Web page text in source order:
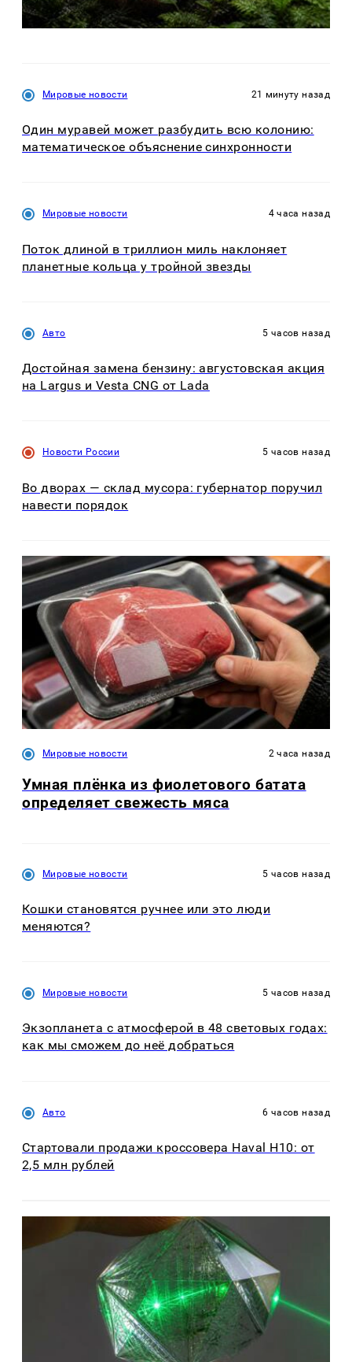
Мировые новости 21 минуту назад
Один муравей может разбудить всю колонию:
математическое объяснение синхронности
Мировые новости 4 часа назад
Поток длиной в триллион миль наклоняет
планетные кольца у тройной звезды
Авто 5 часов назад
Достойная замена бензину: августовская акция
на Largus и Vesta CNG от Lada
Новости России 5 часов назад
Во дворах — склад мусора: губернатор поручил
навести порядок
Мировые новости 2 часа назад
Умная плёнка из фиолетового батата
определяет свежесть мяса
Мировые новости 5 часов назад
Кошки становятся ручнее или это люди
меняются?
Мировые новости 5 часов назад
Экзопланета с атмосферой в 48 световых годах:
как мы сможем до неё добраться
Авто 6 часов назад
Стартовали продажи кроссовера Haval H10: от
2,5 млн рублей